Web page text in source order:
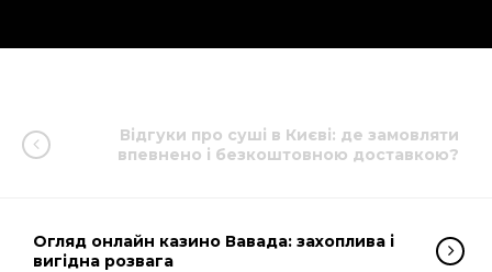
Відгуки про суші в Києві: де замовляти
впевнено і безкоштовною доставкою?
Огляд онлайн казино Вавада: захоплива і
вигідна розвага